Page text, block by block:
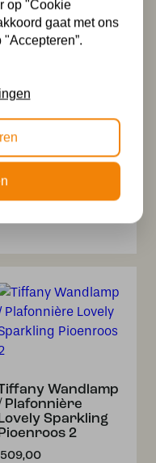
aan
Wandlamp
Plafonnière
Lovely Sparkling
Pioenroos 2
509,00
op "Cookie
gaat met ons